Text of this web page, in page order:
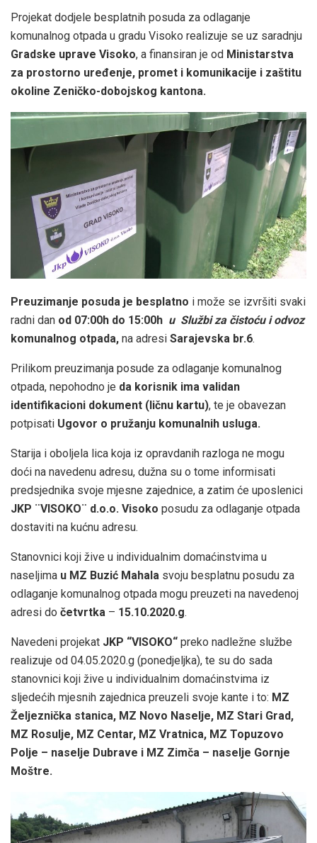
Projekat dodjele besplatnih posuda za odlaganje
komunalnog otpada u gradu Visoko realizuje se uz saradnju
Gradske uprave Visoko, a finansiran je od Ministarstva
za prostorno uređenje, promet i komunikacije i zaštitu
okoline Zeničko-dobojskog kantona.
Preuzimanje posuda je besplatno i može se izvršiti svaki
radni dan od 07:00h do 15:00h u Službi za čistoću i odvoz
komunalnog otpada, na adresi Sarajevska br.6.
Prilikom preuzimanja posude za odlaganje komunalnog
otpada, nepohodno je da korisnik ima validan
identifikacioni dokument (ličnu kartu), te je obavezan
potpisati Ugovor o pružanju komunalnih usluga.
Starija i oboljela lica koja iz opravdanih razloga ne mogu
doći na navedenu adresu, dužna su o tome informisati
predsjednika svoje mjesne zajednice, a zatim će uposlenici
JKP ¨VISOKO¨ d.o.o. Visoko posudu za odlaganje otpada
dostaviti na kućnu adresu.
Stanovnici koji žive u individualnim domaćinstvima u
naseljima u MZ Buzić Mahala svoju besplatnu posudu za
odlaganje komunalnog otpada mogu preuzeti na navedenoj
adresi do četvrtka – 15.10.2020.g.
Navedeni projekat JKP “VISOKO“ preko nadležne službe
realizuje od 04.05.2020.g (ponedjeljka), te su do sada
stanovnici koji žive u individualnim domaćinstvima iz
sljedećih mjesnih zajednica preuzeli svoje kante i to: MZ
Željeznička stanica, MZ Novo Naselje, MZ Stari Grad,
MZ Rosulje, MZ Centar, MZ Vratnica, MZ Topuzovo
Polje – naselje Dubrave i MZ Zimča – naselje Gornje
Moštre.